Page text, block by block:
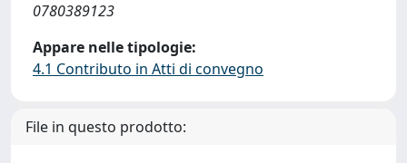
0780389123
Appare nelle tipologie:
4.1 Contributo in Atti di convegno
File in questo prodotto: